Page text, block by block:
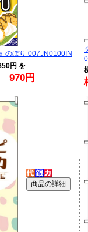
のぼり 007JN0100IN
円 を
970円